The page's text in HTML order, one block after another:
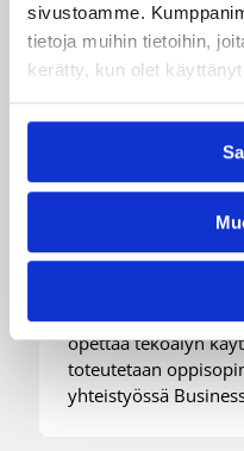
sivustoamme.
tietoja muihin tietoihin,
kerätty, kun olet
Koripalloliitto
Game On –
mestariksi -
Koulutus tukee
markkinoinnin ja
opettaa tekoälyn
toteutetaan
yhteistyössä